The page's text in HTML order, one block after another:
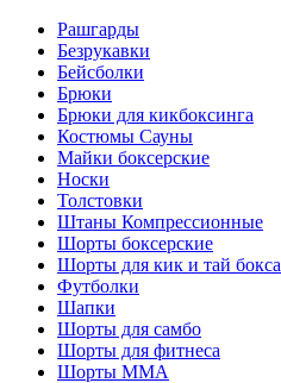
Рашгарды
Безрукавки
Бейсболки
Брюки
Брюки для кикбоксинга
Костюмы Сауны
Майки боксерские
Носки
Толстовки
Штаны Компрессионные
Шорты боксерские
Шорты для кик и тай бокса
Футболки
Шапки
Шорты для самбо
Шорты для фитнеса
Шорты ММА